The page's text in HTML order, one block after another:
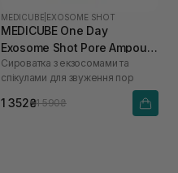
MEDICUBE EXOSOME SHOT
MEDICUBE One Day
Exosome Shot Pore Ampoule
2000 30 мл
Сироватка з екзосомами та
спікулами для звуження пор
1 352₴1 590₴